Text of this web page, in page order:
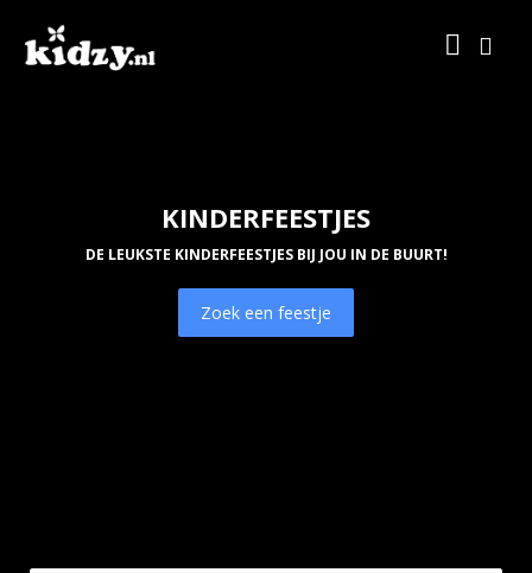
KINDERFEESTJES
DE LEUKSTE KINDERFEESTJES BIJ JOU IN DE BUURT!
Zoek een feestje